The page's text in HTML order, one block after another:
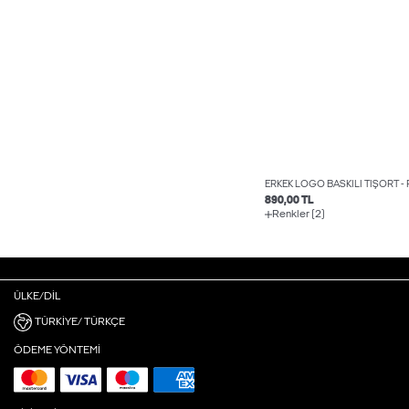
ERKEK LOGO BASKILI TIŞÖRT -
890,00 TL
Renkler (2)
ÜLKE/DIL
TÜRKIYE/ TÜRKÇE
ÖDEME YÖNTEMI